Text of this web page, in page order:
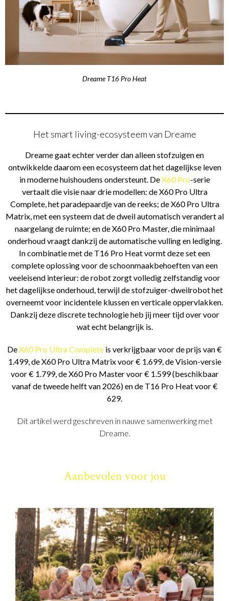
Dreame T16 Pro Heat
Het smart living-ecosysteem van Dreame
Dreame gaat echter verder dan alleen stofzuigen en
ontwikkelde daarom een ecosysteem dat het dagelijkse leven
in moderne huishoudens ondersteunt. DeX60 Pro-serie
vertaalt die visie naar drie modellen: de X60 Pro Ultra
Complete, het paradepaardje van de reeks; de X60 Pro Ultra
Matrix, met een systeem dat de dweil automatisch verandert al
naargelang de ruimte; en de X60 Pro Master, die minimaal
onderhoud vraagt dankzij de automatische vulling en lediging.
In combinatie met de T16 Pro Heat vormt deze set een
complete oplossing voor de schoonmaakbehoeften van een
veeleisend interieur: de robot zorgt volledig zelfstandig voor
het dagelijkse onderhoud, terwijl de stofzuiger-dweilrobot het
overneemt voor incidentele klussen en verticale oppervlakken.
Dankzij deze discrete technologie heb jij meer tijd over voor
wat echt belangrijk is.
DeX60 Pro Ultra Complete is verkrijgbaar voor de prijs van €
1.499, de X60 Pro Ultra Matrix voor € 1.699, de Vision-versie
voor € 1.799, de X60 Pro Master voor € 1.599 (beschikbaar
vanaf de tweede helft van 2026) en de T16 Pro Heat voor €
629.
Dit artikel werd geschreven in nauwe samenwerking met
Dreame.
Aanbevolen voor jou